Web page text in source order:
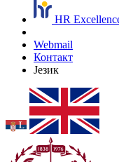
HR
Webmail
Контакт
Језик